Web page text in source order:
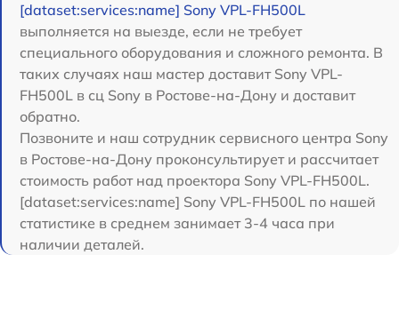
[dataset:services:name] Sony VPL-FH500L
выполняется на выезде, если не требует
специального оборудования и сложного ремонта. В
таких случаях наш мастер доставит Sony VPL-
FH500L в сц Sony в Ростове-на-Дону и доставит
обратно.
Позвоните и наш сотрудник сервисного центра Sony
в Ростове-на-Дону проконсультирует и рассчитает
стоимость работ над проектора Sony VPL-FH500L.
[dataset:services:name] Sony VPL-FH500L по нашей
статистике в среднем занимает 3-4 часа при
наличии деталей.